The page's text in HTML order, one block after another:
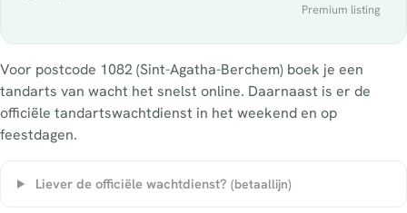
Premium listing
Voor postcode 1082 (Sint-Agatha-Berchem) boek je een
tandarts van wacht het snelst online. Daarnaast is er de
officiële tandartswachtdienst in het weekend en op
feestdagen.
Liever de officiële wachtdienst? (betaallijn)